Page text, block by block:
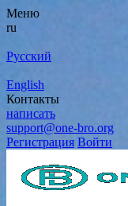
Меню
ru
Русский
English
Контакты
написать
support@one-bro.org
Регистрация Войти